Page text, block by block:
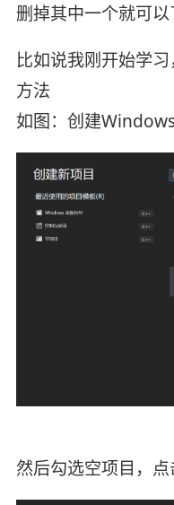
删掉其中一个就可以
比如说我刚开始学
方法
如图：创建
然后勾选空项目，点